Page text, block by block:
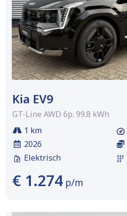
Kia EV9
GT-Line AWD 6p. 99.8 kWh
1 km
2026
Elektrisch
€ 1.274 p/m